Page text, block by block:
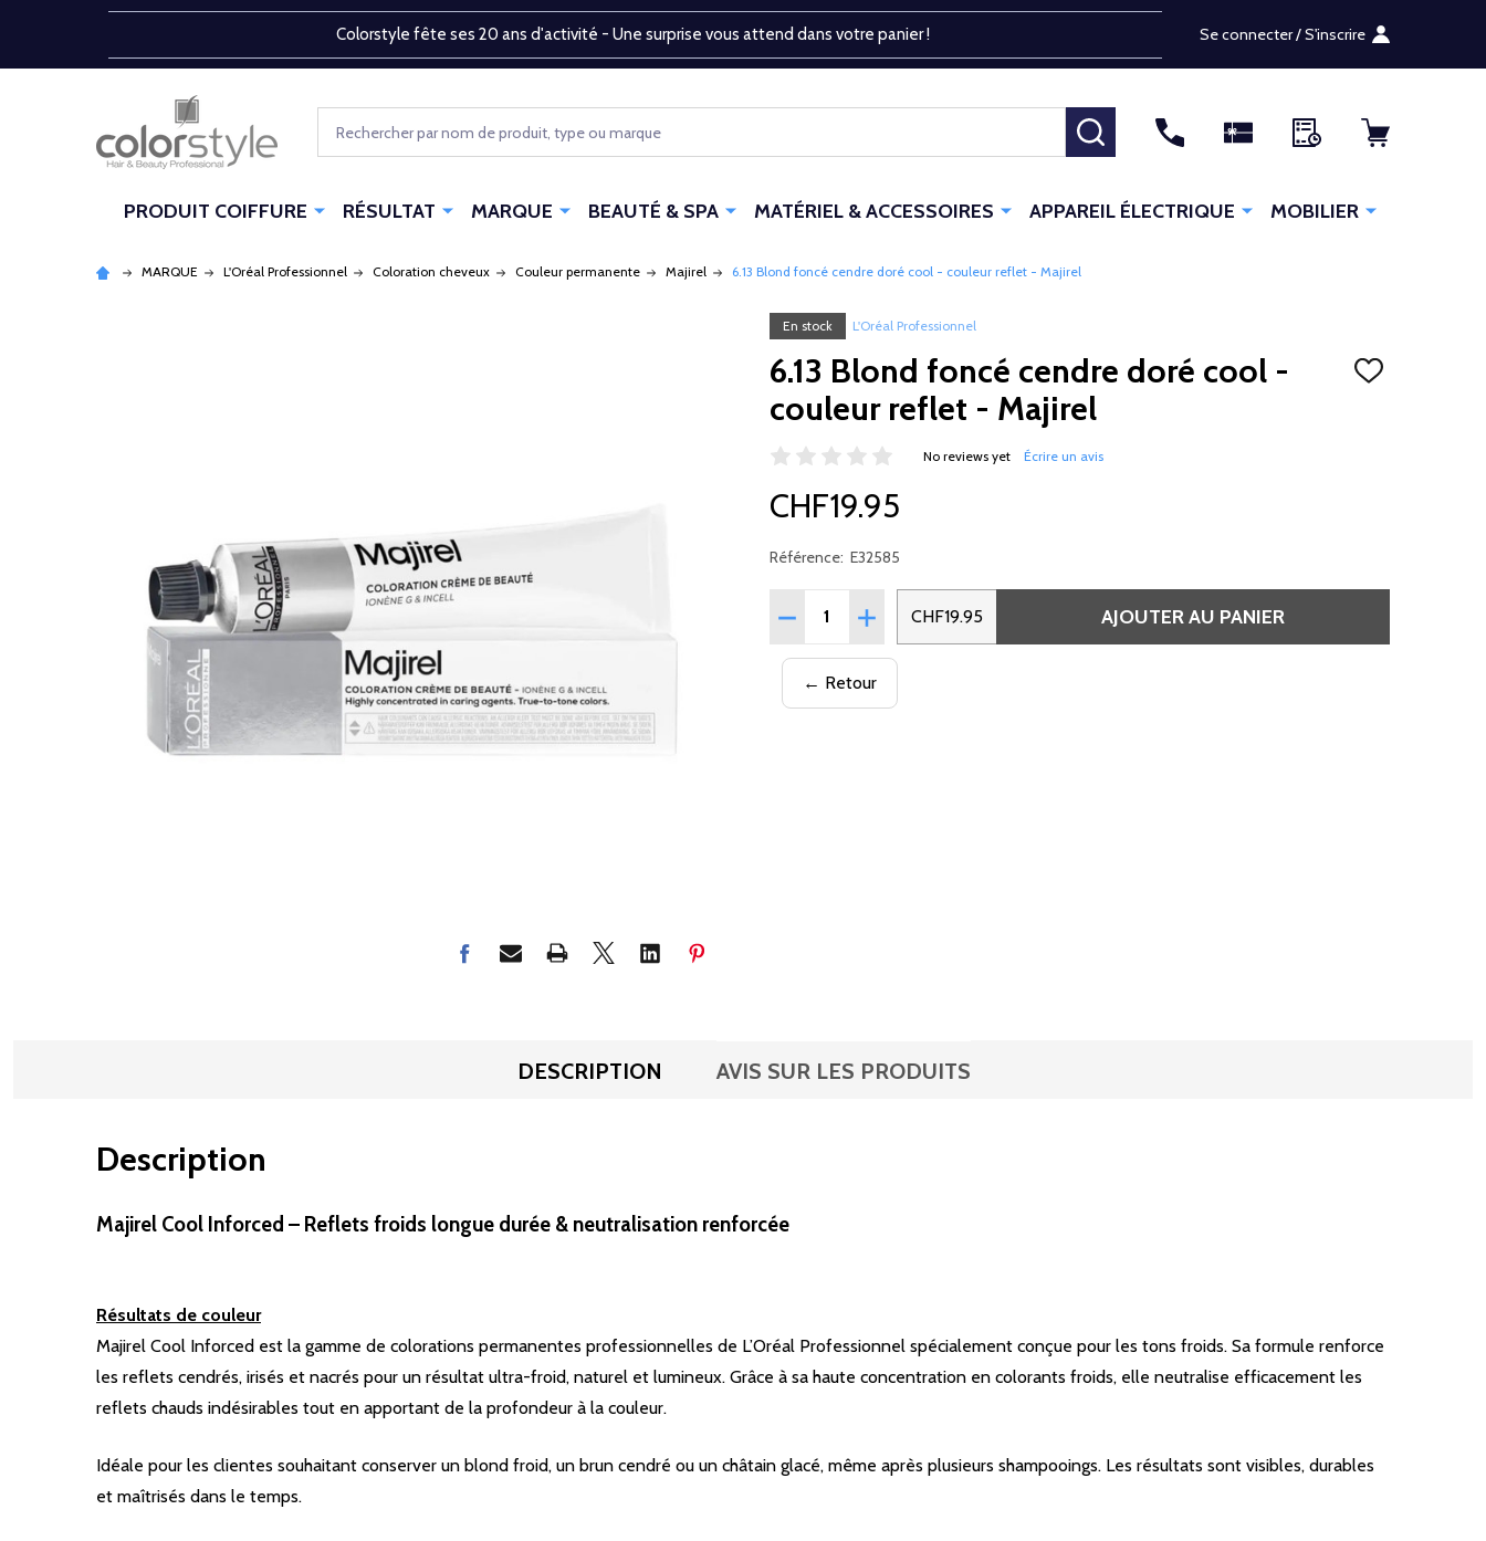
Colorstyle fête ses 20 ans d'activité - Une surprise vous attend dans votre panier ! Se connecter / S'inscrire
RECHERCHER
PRODUIT COIFFURE RÉSULTAT MARQUE BEAUTÉ & SPA MATÉRIEL & ACCESSOIRES APPAREIL ÉLECTRIQUE MOBILIER
MARQUE L'Oréal Professionnel Coloration cheveux Couleur permanente Majirel 6.13 Blond foncé cendre doré cool - couleur reflet - Majirel
En stock L'Oréal Professionnel
6.13 Blond foncé cendre doré cool -
couleur reflet - Majirel
AJOUTER
No reviews yet Écrire un avis
CHF19.95
Référence: E32585
Quantité:
RÉDUIRE LA QUANTITÉ DE 6.13 BLOND FONCÉ CENDRE DORÉ COOL - COULEUR
AUGMENTER LA QUANTITÉ DE 6.13 BLOND FONCÉ CENDRE DORÉ COOL -
CHF19.95 AJOUTER AU PANIER
← Retour
DESCRIPTION AVIS SUR LES PRODUITS
Description
Majirel Cool Inforced – Reflets froids longue durée & neutralisation renforcée
Résultats de couleur
Majirel Cool Inforced est la gamme de colorations permanentes professionnelles de L’Oréal Professionnel spécialement conçue pour les tons froids. Sa formule renforce
les reflets cendrés, irisés et nacrés pour un résultat ultra-froid, naturel et lumineux. Grâce à sa haute concentration en colorants froids, elle neutralise efficacement les
reflets chauds indésirables tout en apportant de la profondeur à la couleur.
Idéale pour les clientes souhaitant conserver un blond froid, un brun cendré ou un châtain glacé, même après plusieurs shampooings. Les résultats sont visibles, durables
et maîtrisés dans le temps.